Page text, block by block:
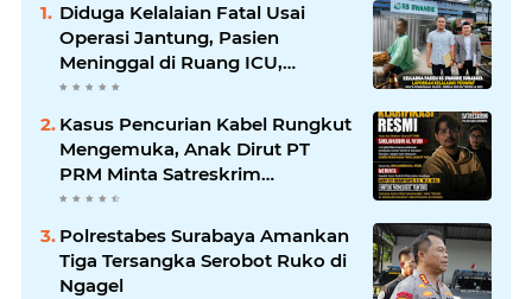
Diduga Kelalaian Fatal Usai
Operasi Jantung, Pasien
Meninggal di Ruang ICU,
Keluarga Tuntut RSUD dr.
Soewandhie Bertanggung
Jawab
Kasus Pencurian Kabel Rungkut
Mengemuka, Anak Dirut PT
PRM Minta Satreskrim
Polrestabes Surabaya Usut
Hingga Tuntas
Polrestabes Surabaya Amankan
Tiga Tersangka Serobot Ruko di
Ngagel